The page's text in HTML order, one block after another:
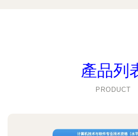
產品列
PRODUCT